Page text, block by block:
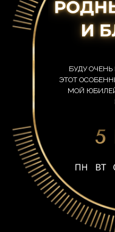
БУДУ
ЭТОТ
МОЙ
5